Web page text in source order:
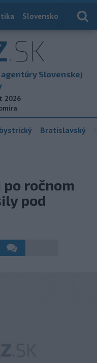
Slovensko
.SK
Slovenskej
2026
Bratislavský
po ročnom
pod